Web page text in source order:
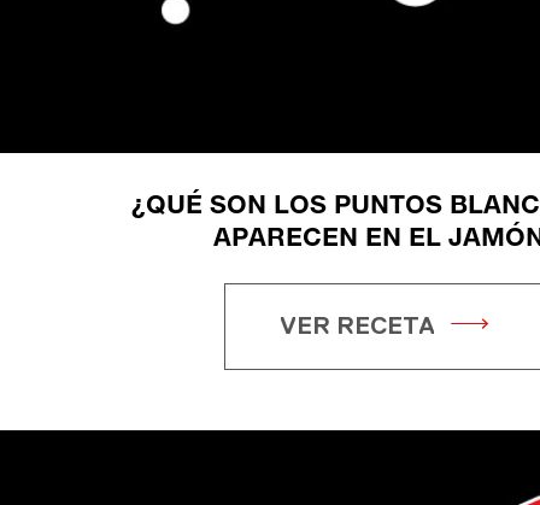
¿QUÉ SON LOS PUNTOS
APARECEN EN EL
VER RECETA